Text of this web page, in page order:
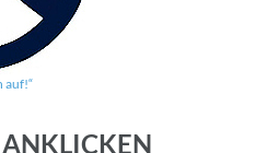
auf!“